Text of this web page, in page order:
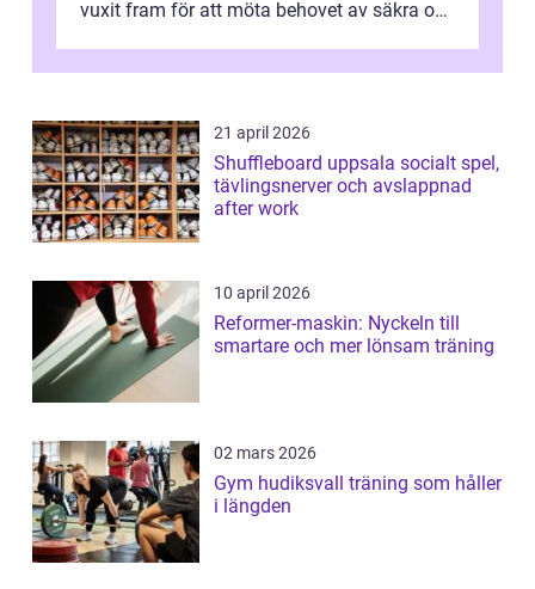
vuxit fram för att möta behovet av säkra och
21 april 2026
Shuffleboard uppsala socialt spel,
tävlingsnerver och avslappnad
after work
10 april 2026
Reformer-maskin: Nyckeln till
smartare och mer lönsam träning
02 mars 2026
Gym hudiksvall träning som håller
i längden